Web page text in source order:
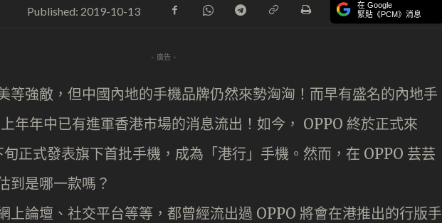
Published: 2019-10-13 在 Google
緊貼《PCM》消息
- 廣告 -
等強敵，但中國內地的手機品牌仍然來勢洶洶！而早有盛名的內地手
年年中已有進軍香港市場的消息流出！如今， OPPO 終於正式來
正式發表旗下首批手機，成為「港行」手機。然而，在 OPPO 芸芸
到是哪一款嗎？
上論壇、社交平台等等，都曾經流出過 OPPO 將會在港推出的行版手